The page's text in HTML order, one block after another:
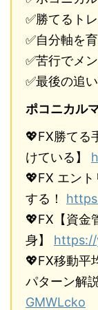
✅勝てるト
✅自分軸を
✅苦行でメ
✅最後の追
ポコニカル
💖FX勝てる
けている】
💖FX エン
する！
💖FX【資金
身】 https://
💖FX移動平
パターン解説
GMWLcko